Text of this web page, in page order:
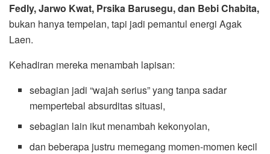
Fedly, Jarwo Kwat, Prsika Barusegu, dan Bebi Chabita,
bukan hanya tempelan, tapi jadi pemantul energi Agak
Laen.
Kehadiran mereka menambah lapisan:
sebagian jadi “wajah serius” yang tanpa sadar
mempertebal absurditas situasi,
sebagian lain ikut menambah kekonyolan,
dan beberapa justru memegang momen-momen kecil